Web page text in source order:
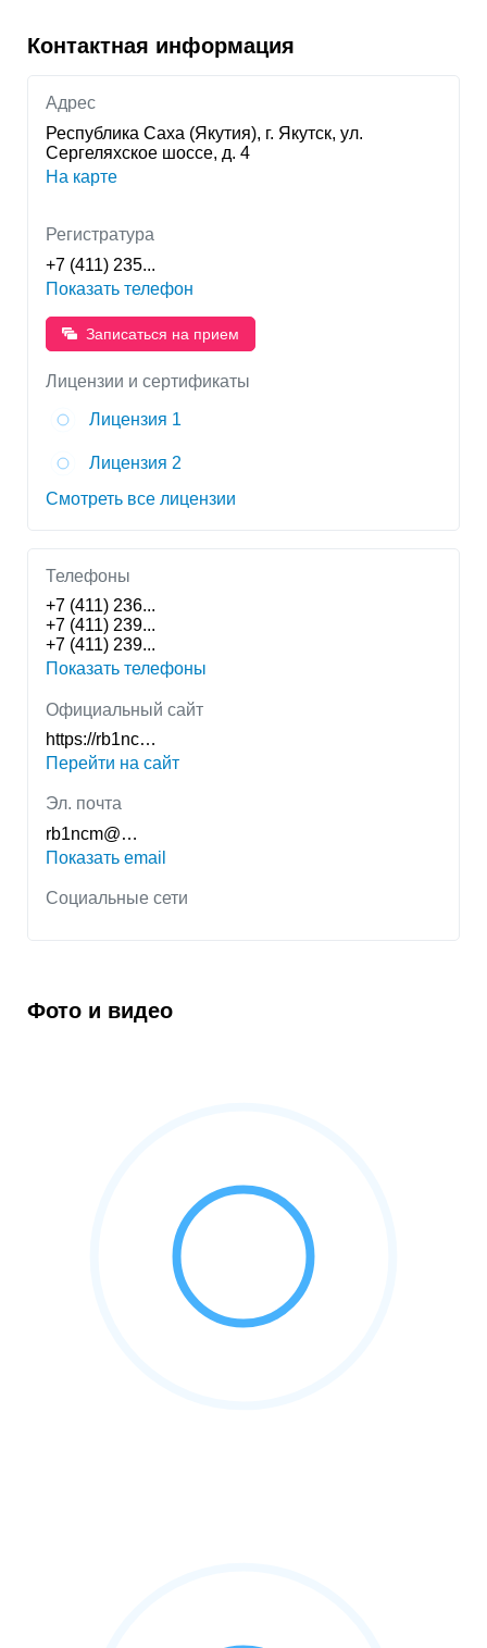
Контактная информация
Адрес
Республика Саха (Якутия), г. Якутск, ул.
Сергеляхское шоссе, д. 4
На карте
Регистратура
+7 (411) 235...
Показать телефон
Записаться на прием
Лицензии и сертификаты
Лицензия 1
Лицензия 2
Смотреть все лицензии
Телефоны
+7 (411) 236...
+7 (411) 239...
+7 (411) 239...
Показать телефоны
Официальный сайт
https://rb1nc…
Перейти на сайт
Эл. почта
rb1ncm@…
Показать email
Социальные сети
Фото и видео